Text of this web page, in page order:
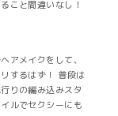
こと間違いなし！
アメイクをして、
するはず！ 普段は
りの編み込みスタ
ルでセクシーにも